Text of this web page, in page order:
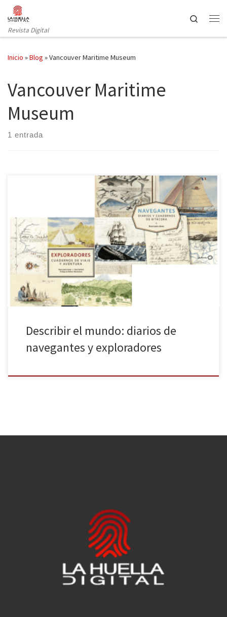
Saltar al contenido
Revista Digital
Search
Inicio »Blog »Vancouver Maritime Museum
Vancouver Maritime
Museum
1 entrada
«Un paseo visual por el descubrimiento del mundo» se podría
titular la obra que hoy reseñamos. Después de mostrarnos los
recorridos por diferentes lugares de África, Asia y América en la
obra de Huw Lewis-Jones y Kari Herbert Exploradores: Cuadernos
de viaje y aventura (octubre de 2016, ver booktrail), GeoPlaneta
[…]
Describir el mundo: diarios de
navegantes y exploradores